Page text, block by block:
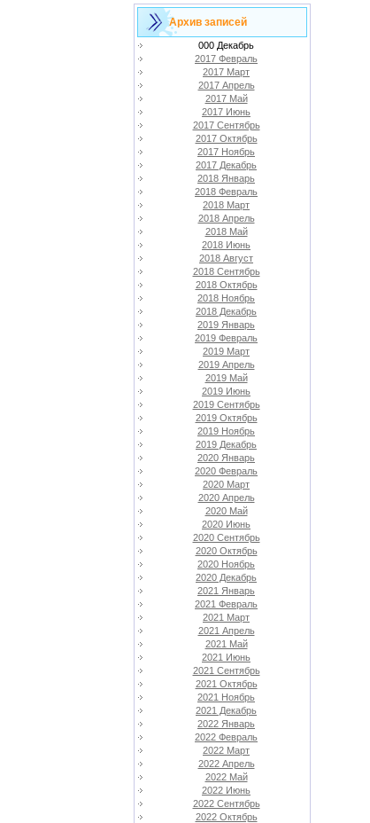
Архив записей
000 Декабрь
2017 Февраль
2017 Март
2017 Апрель
2017 Май
2017 Июнь
2017 Сентябрь
2017 Октябрь
2017 Ноябрь
2017 Декабрь
2018 Январь
2018 Февраль
2018 Март
2018 Апрель
2018 Май
2018 Июнь
2018 Август
2018 Сентябрь
2018 Октябрь
2018 Ноябрь
2018 Декабрь
2019 Январь
2019 Февраль
2019 Март
2019 Апрель
2019 Май
2019 Июнь
2019 Сентябрь
2019 Октябрь
2019 Ноябрь
2019 Декабрь
2020 Январь
2020 Февраль
2020 Март
2020 Апрель
2020 Май
2020 Июнь
2020 Сентябрь
2020 Октябрь
2020 Ноябрь
2020 Декабрь
2021 Январь
2021 Февраль
2021 Март
2021 Апрель
2021 Май
2021 Июнь
2021 Сентябрь
2021 Октябрь
2021 Ноябрь
2021 Декабрь
2022 Январь
2022 Февраль
2022 Март
2022 Апрель
2022 Май
2022 Июнь
2022 Сентябрь
2022 Октябрь